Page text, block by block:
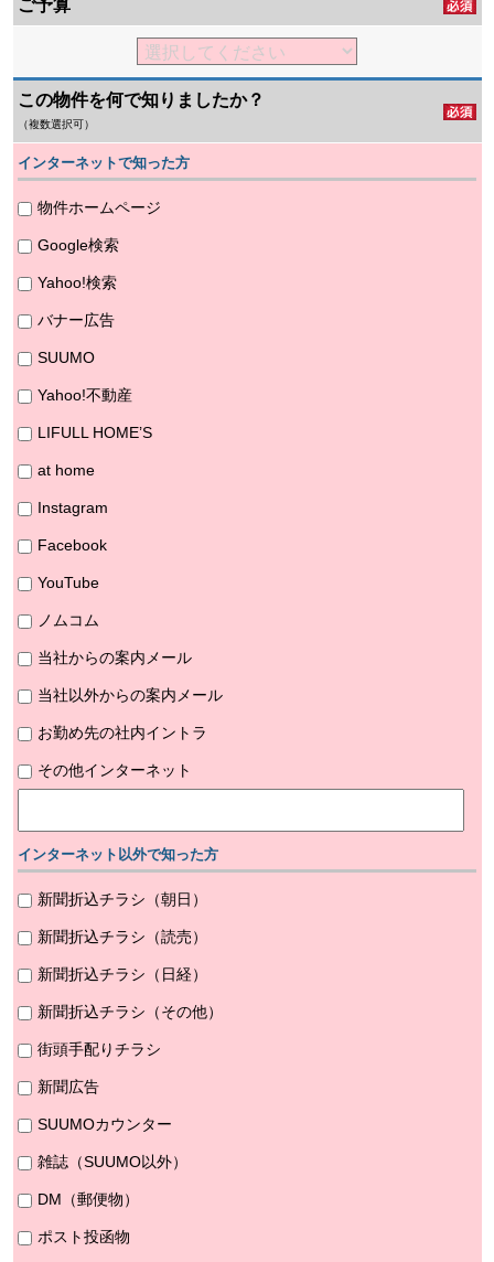
ご予算
この物件を何で知りましたか？
（複数選択可）
インターネットで知った方
物件ホームページ
Google検索
Yahoo!検索
バナー広告
SUUMO
Yahoo!不動産
LIFULL HOME’S
at home
Instagram
Facebook
YouTube
ノムコム
当社からの案内メール
当社以外からの案内メール
お勤め先の社内イントラ
その他インターネット
インターネット以外で知った方
新聞折込チラシ（朝日）
新聞折込チラシ（読売）
新聞折込チラシ（日経）
新聞折込チラシ（その他）
街頭手配りチラシ
新聞広告
SUUMOカウンター
雑誌（SUUMO以外）
DM（郵便物）
ポスト投函物